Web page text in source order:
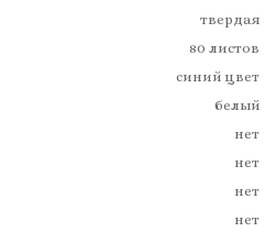
твердая
80 листов
синий цвет
белый
нет
нет
нет
нет